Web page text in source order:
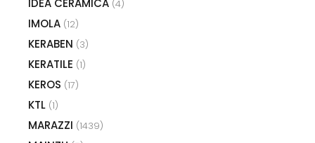
IDEA CERAMICA (4)
IMOLA (12)
KERABEN (3)
KERATILE (1)
KEROS (17)
KTL (1)
MARAZZI (1439)